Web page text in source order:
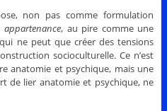
non pas comme formulation
appartenance, au pire comme une
ne peut que créer des tensions
socioculturelle. Ce n’est
anatomie et psychique, mais une
de lier anatomie et psychique, ne